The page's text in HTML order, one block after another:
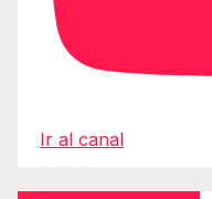
Ir al canal